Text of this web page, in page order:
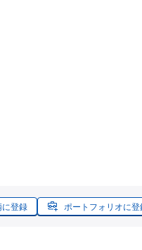
登録 ポートフォリオに登